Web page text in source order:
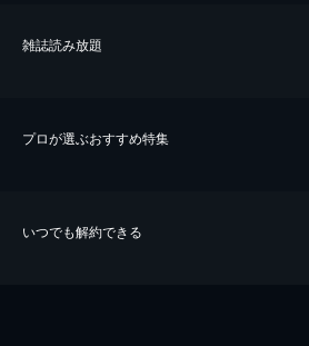
雑誌読み放題
プロが選ぶおすすめ特集
いつでも解約できる